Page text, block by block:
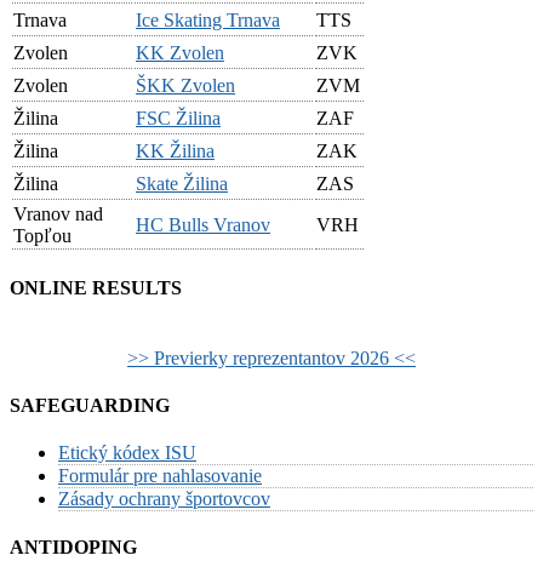
Trnava
Ice Skating Trnava
TTS
Zvolen
KK Zvolen
ZVK
Zvolen
ŠKK Zvolen
ZVM
Žilina
FSC Žilina
ZAF
Žilina
KK Žilina
ZAK
Žilina
Skate Žilina
ZAS
Vranov nad
Topľou
HC Bulls Vranov VRH
ONLINE RESULTS
>> Previerky reprezentantov 2026 <<
SAFEGUARDING
Etický kódex ISU
Formulár pre nahlasovanie
Zásady ochrany športovcov
ANTIDOPING